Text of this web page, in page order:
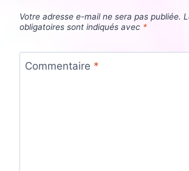
Votre adresse e-mail ne sera pas publiée.
obligatoires sont indiqués avec *
Commentaire *